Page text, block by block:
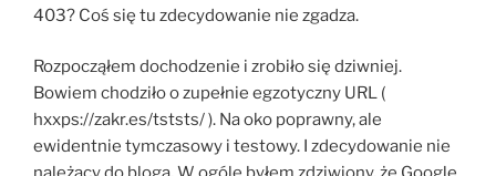
403? Coś się tu zdecydowanie nie zgadza.
Rozpocząłem dochodzenie i zrobiło się dziwniej.
Bowiem chodziło o zupełnie egzotyczny URL (
hxxps://zakr.es/tststs/ ). Na oko poprawny, ale
ewidentnie tymczasowy i testowy. I zdecydowanie nie